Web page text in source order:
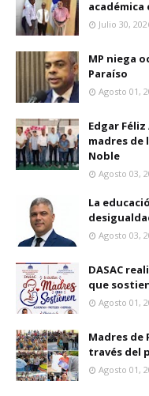
académica
Julio 30,
MP niega
Paraíso
Agosto 01,
Edgar
madres de
Noble
Agosto 03,
La
Agosto 03,
DASAC
que
Agosto 01,
Madres de
través del
Agosto 01,